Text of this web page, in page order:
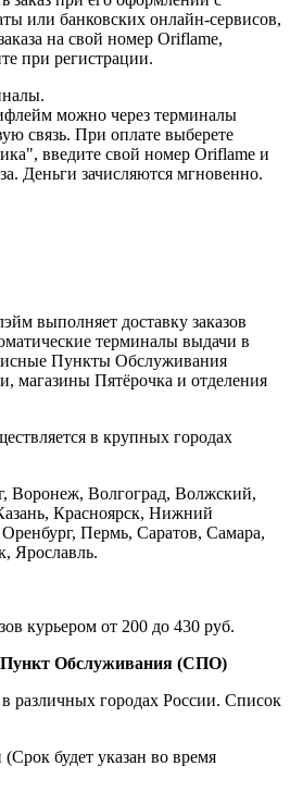
или банковских онлайн-сервисов,
на свой номер Oriflame,
при регистрации.
можно через терминалы
связь. При оплате выберете
введите свой номер Oriflame и
Деньги зачисляются мгновенно.
выполняет доставку заказов
терминалы выдачи в
Пункты Обслуживания
магазины Пятёрочка и отделения
в крупных городах
Воронеж, Волгоград, Волжский,
Красноярск, Нижний
Пермь, Саратов, Самара,
Ярославль.
курьером от 200 до 430 руб.
Обслуживания (СПО)
различных городах России. Список
будет указан во время